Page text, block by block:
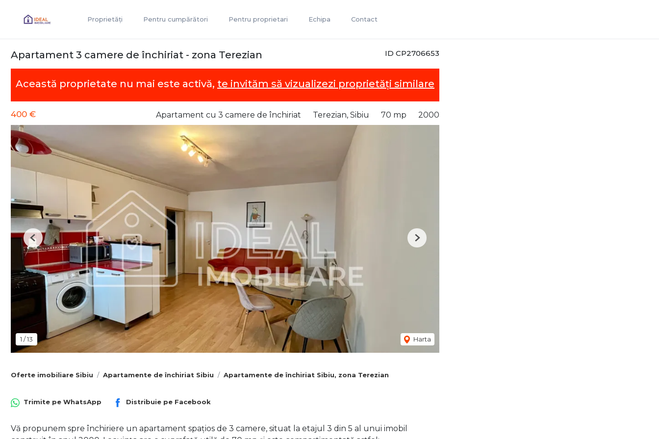
Proprietăți Pentru cumpărători Pentru proprietari Echipa Contact
ID CP2706653
Apartament 3 camere de închiriat - zona Terezian
Această proprietate nu mai este activă, te invităm să vizualizezi proprietăți similare
400 € Apartament cu 3 camere de închiriat Terezian, Sibiu 70 mp 2000
1 /13 Harta
Previous Next
Oferte imobiliare Sibiu Apartamente de închiriat Sibiu Apartamente de închiriat Sibiu, zona Terezian
Trimite pe WhatsApp Distribuie pe Facebook
Vă propunem spre închiriere un apartament spațios de 3 camere, situat la etajul 3 din 5 al unui imobil